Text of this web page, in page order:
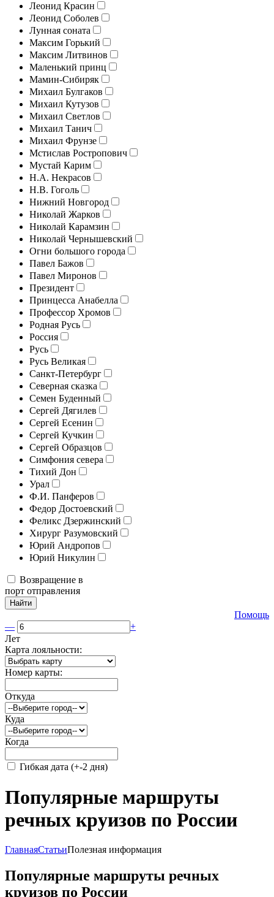
Леонид Красин
Леонид Соболев
Лунная соната
Максим Горький
Максим Литвинов
Маленький принц
Мамин-Сибиряк
Михаил Булгаков
Михаил Кутузов
Михаил Светлов
Михаил Танич
Михаил Фрунзе
Мстислав Ростропович
Мустай Карим
Н.А. Некрасов
Н.В. Гоголь
Нижний Новгород
Николай Жарков
Николай Карамзин
Николай Чернышевский
Огни большого города
Павел Бажов
Павел Миронов
Президент
Принцесса Анабелла
Профессор Хромов
Родная Русь
Россия
Русь
Русь Великая
Санкт-Петербург
Северная сказка
Семен Буденный
Сергей Дягилев
Сергей Есенин
Сергей Кучкин
Сергей Образцов
Симфония севера
Тихий Дон
Урал
Ф.И. Панферов
Федор Достоевский
Феликс Дзержинский
Хирург Разумовский
Юрий Андропов
Юрий Никулин
Возвращение в
порт отправления
Найти
Помощь
—
+
Лет
Карта лояльности:
Номер карты:
Откуда
Куда
Когда
Гибкая дата (+-2 дня)
Популярные маршруты
речных круизов по России
ГлавнаяСтатьиПолезная информация
Популярные маршруты речных
круизов по России